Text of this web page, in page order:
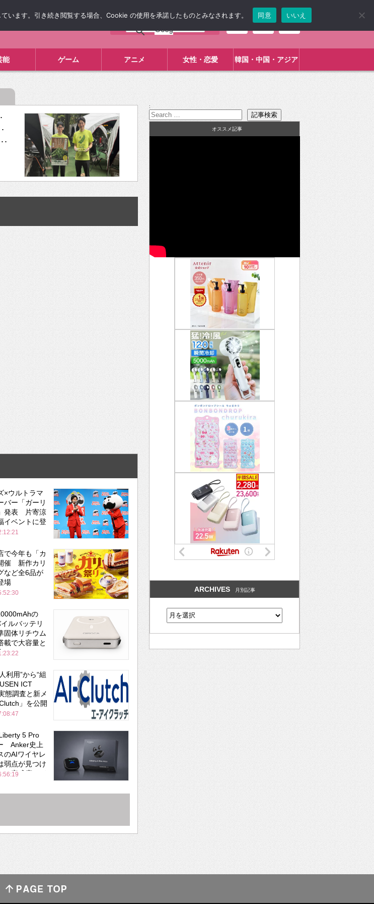
能 ゲーム アニメ 女性・恋愛 韓国・中国・アジア
･
×ウルトラマ
バー「ガーリ
発表 片寄涼
イベントに登
で今年も「カ
催 新作カリ
など全6品が
場
の
ルバッテリ
体リチウム
載で大容量と
利用”から“組
ICT
態調査と新メ
」を公開
5 Pro
Anker史上
のAIワイヤレ
弱点が見つけ
の完成度にび
:
オススメ記事
ARCHIVES 月別記事
ます。引き続き閲覧する場合、Cookie の使用を承諾したものとみなされます。 同意 いいえ